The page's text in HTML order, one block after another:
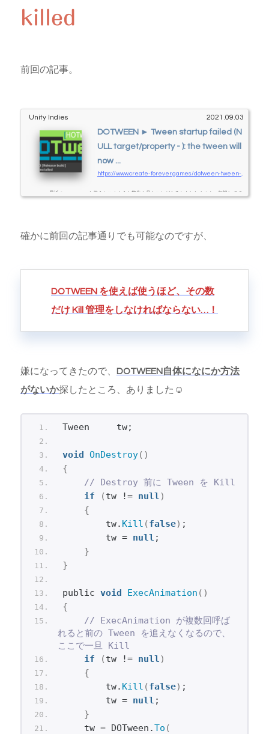
killed
前回の記事。
Unity Indies 2021.09.03
DOTWEEN ► Tween startup failed (N
ULL target/property - ): the tween will
now ...
最近の DOTWEEN を使うとこのような警告を見たことがあるかもしれません。無視してて
エラーに変化します。（ビルドでは確認していませんが、エラーになるのかも）この警告
確かに前回の記事通りでも可能なのですが、
DOTWEEN を使えば使うほど、その数
だけ Kill 管理をしなければならない…！
嫌になってきたので、 DOTWEEN自体になにか方法
がないか探したところ、ありました☺
Tween     tw;
void OnDestroy()
{
// Destroy 前に Tween を Kill
if
(tw != null)
{
        tw.
Kill (false) ;
        tw =
null ;
}
}
public void ExecAnimation ()
{
// ExecAnimation が複数回呼ば
れると前の Tween を追えなくなるので、
ここで一旦 Kill
if
(tw != null)
{
        tw.
Kill (false) ;
        tw =
null ;
}
    tw = DOTween.
To (